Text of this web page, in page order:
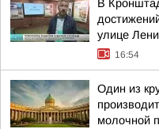
В
улице
16:54
Один из
молочной